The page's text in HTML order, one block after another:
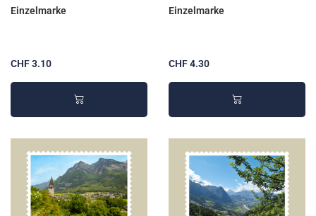
Einzelmarke
CHF 3.10
Einzelmarke
CHF 4.30